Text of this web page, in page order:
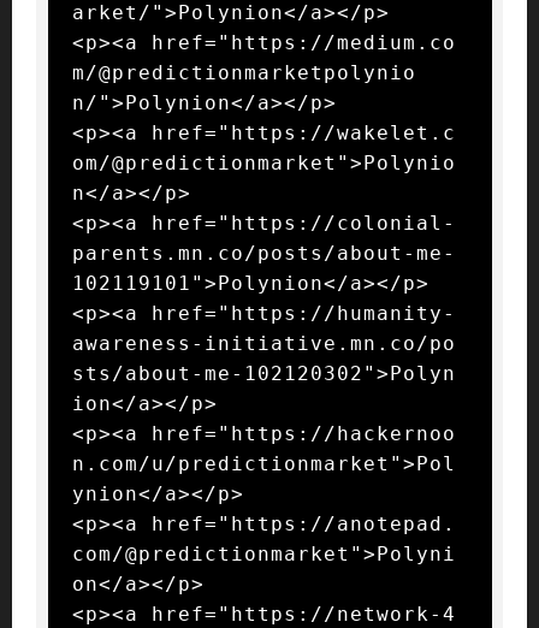
arket/">Polynion</a></p>
<p><a href="https://medium.co
m/@predictionmarketpolynio
n/">Polynion</a></p>
<p><a href="https://wakelet.c
om/@predictionmarket">Polynio
n</a></p>
<p><a href="https://colonial-
parents.mn.co/posts/about-me-
102119101">Polynion</a></p>
<p><a href="https://humanity-
awareness-initiative.mn.co/po
sts/about-me-102120302">Polyn
ion</a></p>
<p><a href="https://hackernoo
n.com/u/predictionmarket">Pol
ynion</a></p>
<p><a href="https://anotepad.
com/@predictionmarket">Polyni
on</a></p>
<p><a href="https://network-4